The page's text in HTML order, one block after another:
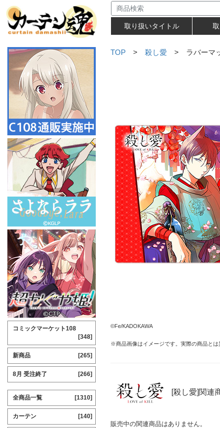
取り扱いタイトル
TOP > 殺し愛 > ラバーマ
©Fe/KADOKAWA
※商品画像はイメージです。実際の商品と
[殺し愛]関連
販売中の関連商品はありません。
コミックマーケット108
[348]
新商品 [265]
8月 受注終了 [266]
全商品一覧 [1310]
カーテン [140]